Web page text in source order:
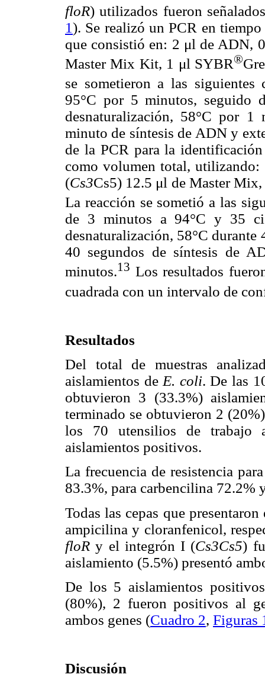
floR) utilizados fueron
1). Se realizó un PCR en
que consistió en: 2 μl de ADN,
Master Mix Kit, 1 μl SYBR®
se sometieron a las siguientes
95°C por 5 minutos, seguido
desnaturalización, 58°C por
minuto de síntesis de ADN y
de la PCR para la
como volumen total,
(Cs3Cs5) 12.5 μl de Master
La reacción se sometió a las
de 3 minutos a 94°C y 35
desnaturalización, 58°C durante
40 segundos de síntesis de
minutos.13 Los resultados
cuadrada con un intervalo de
Resultados
Del total de muestras
aislamientos de E. coli. De las
obtuvieron 3 (33.3%)
terminado se obtuvieron 2
los 70 utensilios de trabajo
aislamientos positivos.
La frecuencia de resistencia
83.3%, para carbencilina 72.2%
Todas las cepas que
ampicilina y cloranfenicol,
floR y el integrón I (Cs3Cs5)
aislamiento (5.5%) presentó
De los 5 aislamientos
(80%), 2 fueron positivos al
ambos genes (Cuadro 2, Figuras
Discusión